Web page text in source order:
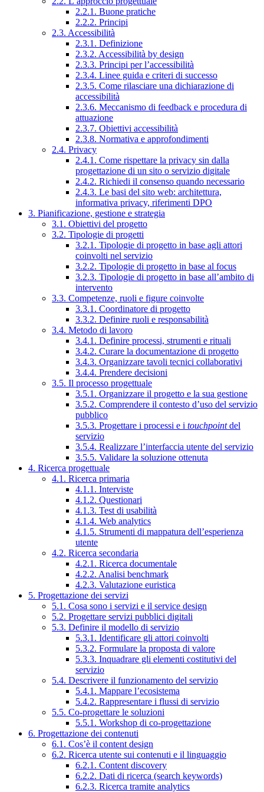
2.2.1. Buone pratiche
2.2.2. Principi
2.3. Accessibilità
2.3.1. Definizione
2.3.2. Accessibilità by design
2.3.3. Principi per l’accessibilità
2.3.4. Linee guida e criteri di successo
2.3.5. Come rilasciare una dichiarazione di
accessibilità
2.3.6. Meccanismo di feedback e procedura di
attuazione
2.3.7. Obiettivi accessibilità
2.3.8. Normativa e approfondimenti
2.4. Privacy
2.4.1. Come rispettare la privacy sin dalla
progettazione di un sito o servizio digitale
2.4.2. Richiedi il consenso quando necessario
2.4.3. Le basi del sito web: architettura,
informativa privacy, riferimenti DPO
3. Pianificazione, gestione e strategia
3.1. Obiettivi del progetto
3.2. Tipologie di progetti
3.2.1. Tipologie di progetto in base agli attori
coinvolti nel servizio
3.2.2. Tipologie di progetto in base al focus
3.2.3. Tipologie di progetto in base all’ambito di
intervento
3.3. Competenze, ruoli e figure coinvolte
3.3.1. Coordinatore di progetto
3.3.2. Definire ruoli e responsabilità
3.4. Metodo di lavoro
3.4.1. Definire processi, strumenti e rituali
3.4.2. Curare la documentazione di progetto
3.4.3. Organizzare tavoli tecnici collaborativi
3.4.4. Prendere decisioni
3.5. Il processo progettuale
3.5.1. Organizzare il progetto e la sua gestione
3.5.2. Comprendere il contesto d’uso del servizio
pubblico
3.5.3. Progettare i processi e i touchpointdel
servizio
3.5.4. Realizzare l’interfaccia utente del servizio
3.5.5. Validare la soluzione ottenuta
4. Ricerca progettuale
4.1. Ricerca primaria
4.1.1. Interviste
4.1.2. Questionari
4.1.3. Test di usabilità
4.1.4. Web analytics
4.1.5. Strumenti di mappatura dell’esperienza
utente
4.2. Ricerca secondaria
4.2.1. Ricerca documentale
4.2.2. Analisi benchmark
4.2.3. Valutazione euristica
5. Progettazione dei servizi
5.1. Cosa sono i servizi e il service design
5.2. Progettare servizi pubblici digitali
5.3. Definire il modello di servizio
5.3.1. Identificare gli attori coinvolti
5.3.2. Formulare la proposta di valore
5.3.3. Inquadrare gli elementi costitutivi del
servizio
5.4. Descrivere il funzionamento del servizio
5.4.1. Mappare l’ecosistema
5.4.2. Rappresentare i flussi di servizio
5.5. Co-progettare le soluzioni
5.5.1. Workshop di co-progettazione
6. Progettazione dei contenuti
6.1. Cos’è il content design
6.2. Ricerca utente sui contenuti e il linguaggio
6.2.1. Content discovery
6.2.2. Dati di ricerca (search keywords)
6.2.3. Ricerca tramite analytics